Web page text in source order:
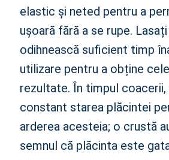
elastic și neted pentru a
ușoară fără a se rupe.
odihnească suficient timp
utilizare pentru a obține
rezultate. În timpul
constant starea plăcintei
arderea acesteia; o crustă
semnul că plãcinta este